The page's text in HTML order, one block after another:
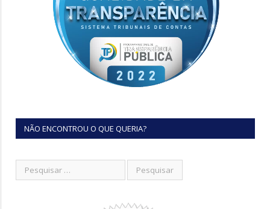
NÃO ENCONTROU O QUE QUERIA?